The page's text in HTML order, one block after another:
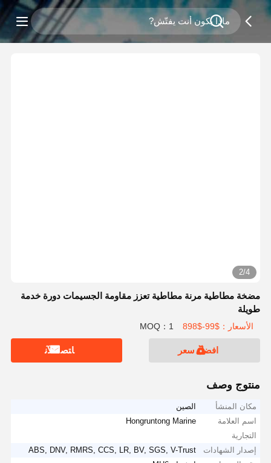
3/4
مضخة مطاطية مرنة مطاطية تعزز مقاومة الجسيمات دورة خدمة
طويلة
الأسعار：$99-$898 MOQ：1
افضل سعر ﺎﺘﺼﻟ ﺍﻶﻧ
منتوج وصف
مكان المنشأ
الصين
اسم العلامة
التجارية
Hongruntong Marine
إصدار الشهادات
ABS, DNV, RMRS, CCS, LR, BV, SGS, V-Trust